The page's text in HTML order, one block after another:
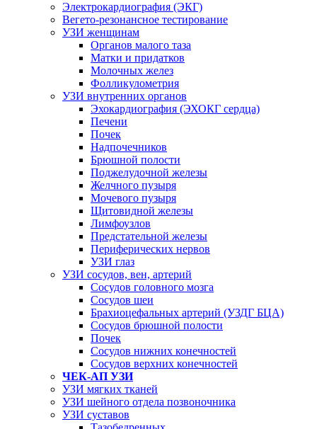
Электрокардиография (ЭКГ)
Вегето-резонансное тестирование
УЗИ женщинам
Органов малого таза
Матки и придатков
Молочных желез
Фолликулометрия
УЗИ внутренних органов
Эхокардиография (ЭХОКГ сердца)
Печени
Почек
Надпочечников
Брюшной полости
Поджелудочной железы
Желчного пузыря
Мочевого пузыря
Щитовидной железы
Лимфоузлов
Предстательной железы
Периферических нервов
УЗИ глаз
УЗИ сосудов, вен, артерий
Сосудов головного мозга
Сосудов шеи
Брахиоцефальных артерий (УЗДГ БЦА)
Сосудов брюшной полости
Почек
Сосудов нижних конечностей
Сосудов верхних конечностей
ЧЕК-АП УЗИ
УЗИ мягких тканей
УЗИ шейного отдела позвоночника
УЗИ суставов